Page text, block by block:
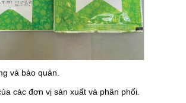
và bảo quản.
các đơn vị sản xuất và phân phối.